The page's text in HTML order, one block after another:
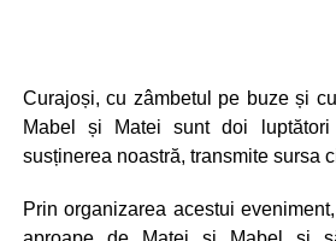
Curajoși, cu zâmbetul pe buze și
Mabel și Matei sunt doi
susținerea noastră, transmite sursa
Prin organizarea acestui